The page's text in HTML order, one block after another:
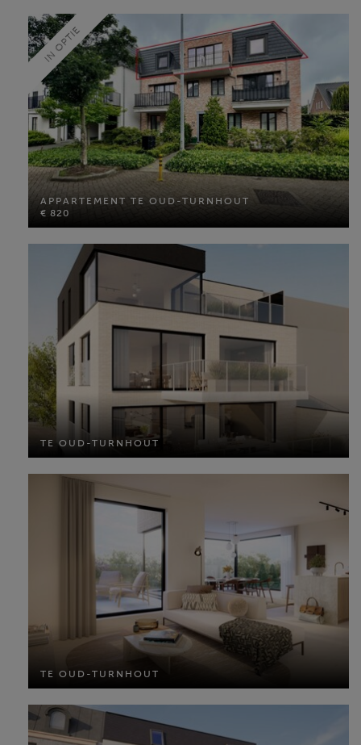
APPARTEMENT TE OUD-TURNHOUT
€ 820
IN OPTIE
APPARTEMENT TE OUD-TURNHOUT
€ 820
TE OUD-TURNHOUT
TE OUD-TURNHOUT
TE OUD-TURNHOUT
TE OUD-TURNHOUT